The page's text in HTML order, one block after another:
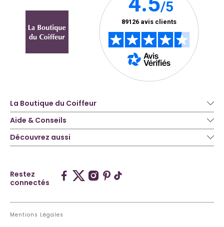
La Boutique du Coiffeur
Aide & Conseils
Découvrez aussi
Restez
connectés
Mentions Légales